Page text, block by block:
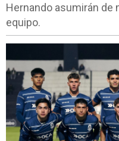
Hernando asumirán de
equipo.